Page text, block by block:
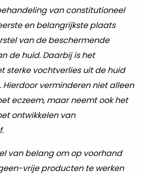
van constitutioneel
en belangrijkste plaats
van de beschermende
de huid. Daarbij is het
sterke vochtverlies uit de huid
verminderen niet alleen
eczeem, maar neemt ook het
ontwikkelen van
van belang om op voorhand
vrije producten te werken